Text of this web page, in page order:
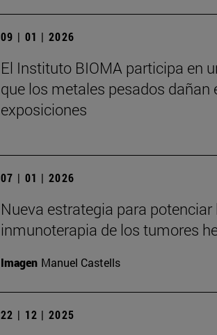
09 | 01 | 2026
El Instituto BIOMA participa en
que los metales pesados dañan
exposiciones
07 | 01 | 2026
Nueva estrategia para
inmunoterapia de los tumores
Imagen Manuel Castells
22 | 12 | 2025